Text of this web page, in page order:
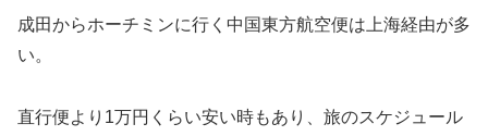
成田からホーチミンに行く中国東方航空便は上海経由が多
い。
直行便より1万円くらい安い時もあり、旅のスケジュール